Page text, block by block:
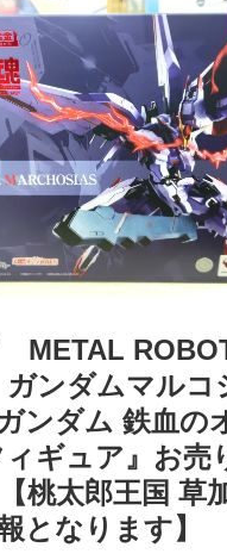
METAL
ンダムマルコ
ガンダム ​鉄血の
ギュア』お売
桃太郎王国 草
となります】